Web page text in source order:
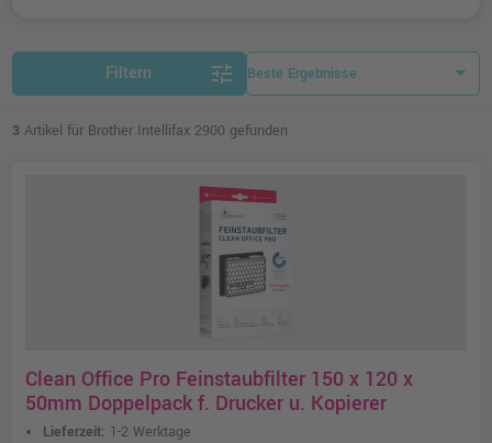
Filtern tune
3 Artikel für Brother Intellifax 2900 gefunden
Clean Office Pro Feinstaubfilter 150 x 120 x
50mm Doppelpack f. Drucker u. Kopierer
Lieferzeit: 1-2 Werktage